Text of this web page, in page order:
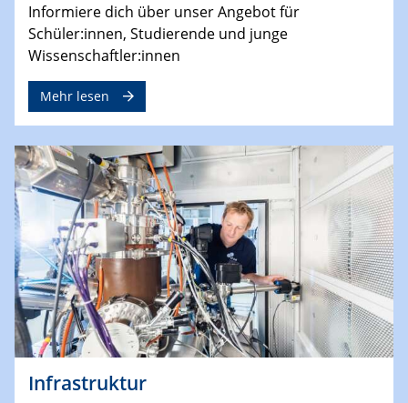
Informiere dich über unser Angebot für
Schüler:innen, Studierende und junge
Wissenschaftler:innen
Mehr lesen
Infrastruktur